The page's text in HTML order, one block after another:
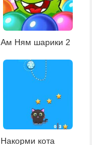
Ам Ням шарики 2
Накорми кота